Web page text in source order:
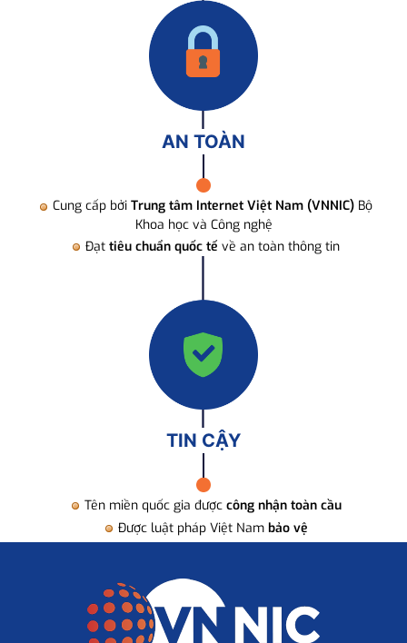
AN TOÀN
Cung cấp bởi Trung tâm Internet Việt Nam (VNNIC) Bộ
Khoa học và Công nghệ
Đạt tiêu chuẩn quốc tế về an toàn thông tin
TIN CẬY
Tên miền quốc gia được công nhận toàn cầu
Được luật pháp Việt Nam bảo vệ